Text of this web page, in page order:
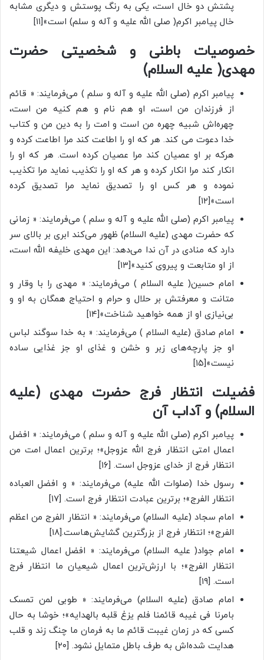
پشتش دو خال است، یکی به رنگ پوستش و دیگری مشابه
خال پیامبر اکرم( صلی الله علیه و آله و سلم) است»[۱۱]
خصوصیات باطنی و شخصیتی حضرت
مهدی( علیه السلام)
پیامبر اکرم (صلی الله علیه و آله و سلم ) می‌فرمایند: « قائم
از فرزندان من است، او هم نام و هم کنیه من است،
چهره‌اش شبیه چهره من است و امت را به دین من و کتاب
خدا دعوت می کند. هر که او را اطاعت کند مرا اطاعت کرده و
هرکه بر او عصیان کند مرا عصیان کرده است. هر که او را
انکار کند مرا انکار کرده و هر که او را تکذیب نماید مرا تکذیب
نموده و هر کس او را تصدیق نماید مرا تصدیق کرده
است»[۱۲]
پیامبر اکرم (صلی الله علیه و آله و سلم ) می‌فرمایند: « زمانی
که حضرت مهدی (علیه السلام) ظهور می‌کند ابری بر بالای سر
دارد که منادی در آن ندا می‌دهد: این مهدی خلیفه الله است،
از او متابعت و پیروی کنید»[۱۳]
امام حسین( علیه السلام ) می‌فرمایند: « مهدی را با وقار و
متانت و معرفتش بر حلال و حرام و احتیاج همگان به او و
بی‌نیازی او از همه خواهید شناخت»[۱۴]
امام صادق (علیه السلام ) می‌فرمایند: « به خدا سوگند لباس
او جز پارچه‌های زبر و خشن و غذای او جز غذایی ساده
نیست»[۱۵]
فضیلت انتظار فرج حضرت مهدی (علیه
السلام) و آداب آن
پیامبر اکرم (صلی الله علیه و آله و سلم ) می‌فرمایند: « افضل
اعمال امتی انتظار فرج الله عزوجل»؛ برترین اعمال امت من
انتظار فرج از خدای عزوجل است. [۱۶]
رسول خدا (صلوات الله علیه) می‌فرمایند: « و افضل العباده
انتظار الفرج»؛ برترین عبادت انتظار فرج است. [۱۷]
امام سجاد (علیه السلام) می‌فرمایند: « انتظار الفرج من اعظم
الفرج»؛ انتظار فرج از بزرگترین گشایش‌هاست.[۱۸]
امام جواد( علیه السلام) می‌فرمایند: « افضل اعمال شیعتنا
انتظار الفرج»؛ با ارزش‌ترین اعمال شیعیان ما انتظار فرج
است. [۱۹]
امام صادق (علیه السلام) می‌فرمایند: « طوبی لمن تمسک
بامرنا فی غیبه قائمنا فلم یزغ قلبه بالهدایه»؛ خوشا به حال
کسی که در زمان غیبت قائم ما به فرمان ما چنگ زند و قلب
هدایت شده‌اش به طرف باطل متمایل نشود. [۲۰]